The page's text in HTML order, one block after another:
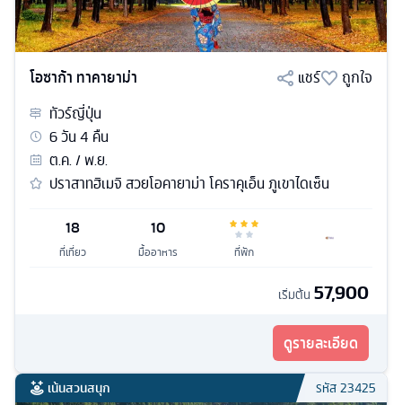
โอซาก้า ทาคายาม่า แชร์
ถูกใจ
ทัวร์ญี่ปุ่น
6วัน4 คืน
ต.ค. / พ.ย.
ปราสาทฮิเมจิ สวยโอคายาม่า โคราคุเอ็น ภูเขาไดเซ็น
18
ที่เที่ยว
10
มื้ออาหาร ที่พัก
เริ่มต้น 57,900
ดูรายละเอียด
เน้นสวนสนุก รหัส23425